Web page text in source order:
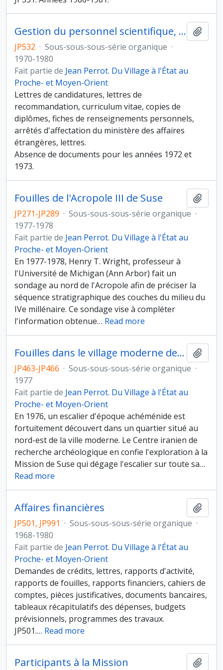
Gestion du personnel scientifique, administratif et technique
JP532 · Sous-sous-sous-série organique ·
1970-1980
Fait partie de Jean Perrot. Du Village à l'État au
Proche- et Moyen-Orient
Lettres de candidatures, lettres de
recommandation, curriculum vitae, copies de
diplômes, fiches de renseignements personnels,
arrêtés d'affectation du ministère des affaires
étrangères, lettres.
Absence de documents pour les années 1972 et
1973.
Fouilles de l'Acropole III de Suse
JP271-JP289 · Sous-sous-sous-série organique ·
1977-1978
Fait partie de Jean Perrot. Du Village à l'État au
Proche- et Moyen-Orient
En 1977-1978, Henry T. Wright, professeur à
l'Université de Michigan (Ann Arbor) fait un
sondage au nord de l'Acropole afin de préciser la
séquence stratigraphique des couches du milieu du
IVe millénaire. Ce sondage vise à compléter
l'information obtenue… Read more
Fouilles dans le village moderne de Suse
JP463-JP466 · Sous-sous-sous-série organique ·
1977
Fait partie de Jean Perrot. Du Village à l'État au
Proche- et Moyen-Orient
En 1976, un escalier d'époque achéménide est
fortuitement découvert dans un quartier situé au
nord-est de la ville moderne. Le Centre iranien de
recherche archéologique en confie l'exploration à la
Mission de Suse qui dégage l'escalier sur toute sa…
Read more
Affaires financières
JP501, JP991 · Sous-sous-sous-série organique ·
1968-1980
Fait partie de Jean Perrot. Du Village à l'État au
Proche- et Moyen-Orient
Demandes de crédits, lettres, rapports d'activité,
rapports de fouilles, rapports financiers, cahiers de
comptes, pièces justificatives, documents bancaires,
tableaux récapitulatifs des dépenses, budgets
prévisionnels, programmes des travaux.
JP501.… Read more
Participants à la Mission